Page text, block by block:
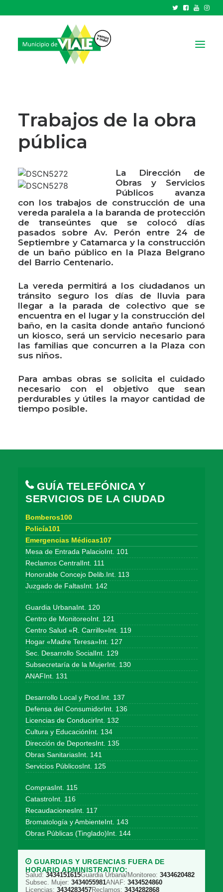
GOBIERNO
HCD
TRÁMITES Y SERVICIOS
PARQUE INDUSTRIAL
RECAUDACIONES
Trabajos de la obra
pública
La Dirección de
Obras y Servicios
Públicos avanza
con los trabajos de construcción de una
vereda paralela a la baranda de protección
de transeúntes que se colocó días
pasados sobre Av. Perón entre 24 de
Septiembre y Catamarca y la construcción
de un baño público en la Plaza Belgrano
del Barrio Centenario.
La vereda permitirá a los ciudadanos un
tránsito seguro los días de lluvia para
llegar a la parada de colectivo que se
encuentra en el lugar y la construcción del
baño, en la casita donde antaño funcionó
un kiosco, será un servicio necesario para
las familias que concurren a la Plaza con
sus niños.
Para ambas obras se solicita el cuidado
necesario con el objetivo que sean
perdurables y útiles la mayor cantidad de
tiempo posible.
GUÍA TELEFÓNICA Y
SERVICIOS DE LA CIUDAD
Bomberos100
Policía101
Emergencias Médicas107
Mesa de Entrada PalacioInt. 101
Reclamos CentralInt. 111
Honorable Concejo Delib.Int. 113
Juzgado de FaltasInt. 142
Guardia UrbanaInt. 120
Centro de MonitoreoInt. 121
Centro Salud «R. Carrillo»Int. 119
Hogar «Madre Teresa»Int. 127
Sec. Desarrollo SocialInt. 129
Subsecretaría de la MujerInt. 130
ANAFInt. 131
Desarrollo Local y Prod.Int. 137
Defensa del ConsumidorInt. 136
Licencias de ConducirInt. 132
Cultura y EducaciónInt. 134
Dirección de DeportesInt. 135
Obras SanitariasInt. 141
Servicios PúblicosInt. 125
ComprasInt. 115
CatastroInt. 116
RecaudacionesInt. 117
Bromatología y AmbienteInt. 143
Obras Públicas (Tinglado)Int. 144
GUARDIAS Y URGENCIAS FUERA DE
HORARIO ADMINISTRATIVO:
Salud: 3434151615Guardia Urbana/Monitoreo: 3434620482
Subsec. Mujer: 3434055981ANAF: 3434524860
Licencias: 3434283457Reclamos: 3434282868